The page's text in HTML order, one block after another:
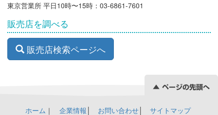
東京営業所 平日10時〜15時：03-6861-7601
販売店を調べる
販売店検索ページへ
ホーム ｜ 企業情報 お問い合わせ│ サイトマップ